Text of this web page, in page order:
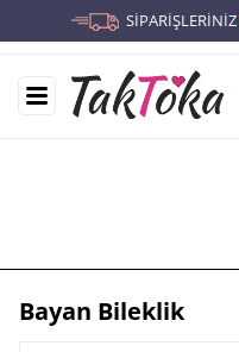
SİPARİŞLERİNİZ
Bayan Bileklik